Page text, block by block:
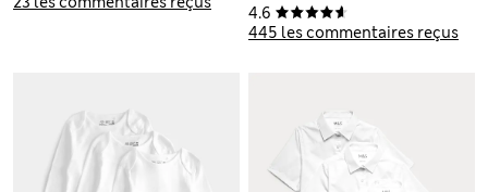
4.6
445 les commentaires reçus